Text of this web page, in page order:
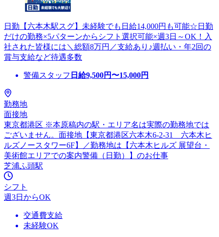
日勤【六本木駅スグ】未経験でも日給14,000円も可能☆日勤
だけの勤務×5パターンからシフト選択可能×週3日～OK！入
社された皆様には＼総額8万円／支給あり♪週払い・年2回の
賞与支給など待遇多数
警備スタッフ 日給9,500円〜15,000円
勤務地
面接地
東京都港区 ※本原稿内の駅・エリア名は実際の勤務地では
ございません。面接地【東京都港区六本木6-2-31 六本木ヒ
ルズノースタワー6F】／勤務地は【六本木ヒルズ 展望台・
美術館エリアでの案内警備（日勤）】のお仕事
芝浦ふ頭駅
シフト
週3日からOK
交通費支給
未経験OK